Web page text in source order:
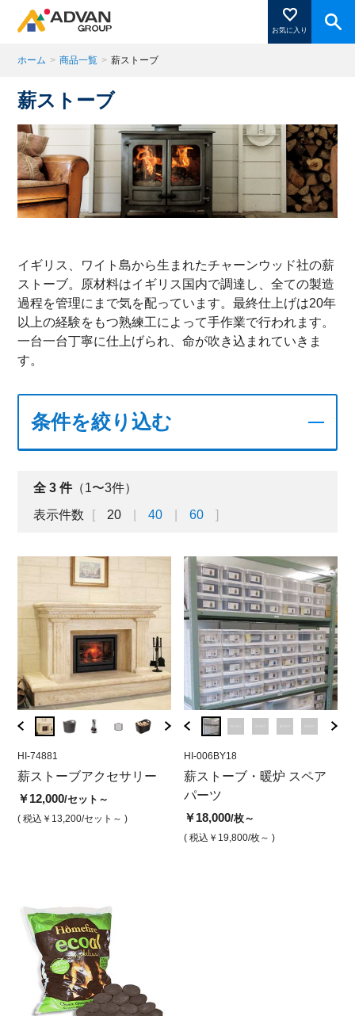
お気に入り
商品ページにある「お気に入り登録」を押すと登録した
閉じる
ホーム > 商品一覧 > 薪ストーブ
薪ストーブ
イギリス、ワイト島から生まれたチャーンウッド社の薪
ストーブ。原材料はイギリス国内で調達し、全ての製造
過程を管理にまで気を配っています。最終仕上げは20年
以上の経験をもつ熟練工によって手作業で行われます。
一台一台丁寧に仕上げられ、命が吹き込まれていきま
す。
条件を絞り込む
全3 件（1〜3件）
表示件数
20 40 60
HI-74881
薪ストーブアクセサリー
￥12,000/セット～
( 税込￥13,200/セット～ )
HI-RSFB1008
フェルトバスケット小(薪
入れ)
￥9,800/個
( 税込￥10,780/個 )
ファ
ヒンジポスト
￥1,800 /台
( 税込￥1,980 /台 )
HI-006BY18
薪ストーブ・暖炉 スペア
パーツ
￥18,000/枚～
( 税込￥19,800/枚～ )